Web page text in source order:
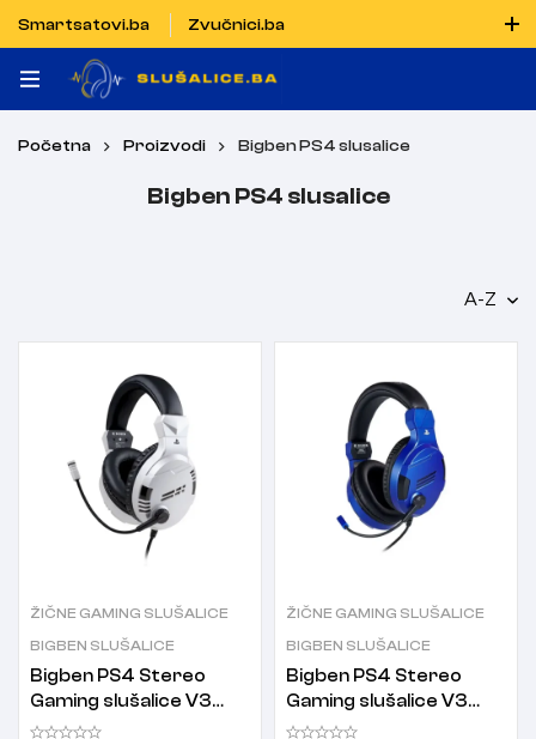
Smartsatovi.ba
Zvučnici.ba
Naručiti možete i porukom putem Vibera i WhatsAppa
Početna Proizvodi Bigben PS4 slusalice
Bigben PS4 slusalice
A-Z
ŽIČNE GAMING SLUŠALICE
BIGBEN SLUŠALICE
Bigben PS4 Stereo
Gaming slušalice V3
bijele
ŽIČNE GAMING SLUŠALICE
BIGBEN SLUŠALICE
Bigben PS4 Stereo
Gaming slušalice V3
plave